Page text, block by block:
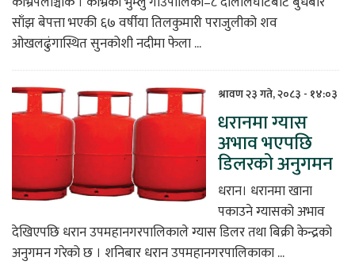
साँझ बेपत्ता भएकी ६७ वर्षीया तिलकुमारी पराजुलीको शव
ओखलढुंगास्थित सुनकोशी नदीमा फेला ...
श्रावण २३ गते, २०८३ - १४:०३
धरानमा ग्यास
अभाव भएपछि
डिलरको अनुगमन
धरान। धरानमा खाना
पकाउने ग्यासको अभाव
देखिएपछि धरान उपमहानगरपालिकाले ग्यास डिलर तथा बिक्री केन्द्रको
अनुगमन गरेको छ । शनिबार धरान उपमहानगरपालिकाका ...